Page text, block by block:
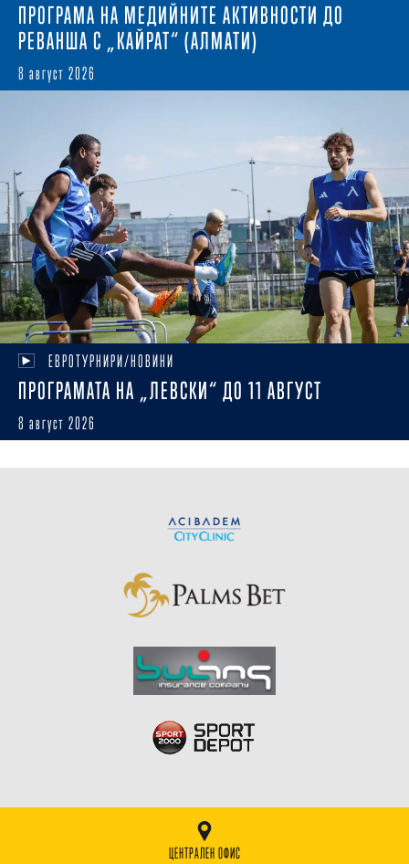
ПРОГРАМА НА МЕДИЙНИТЕ АКТИВНОСТИ ДО
РЕВАНША С „КАЙРАТ“ (АЛМАТИ)
8 август 2026
ЕВРОТУРНИРИ/НОВИНИ
ПРОГРАМАТА НА „ЛЕВСКИ“ ДО 11 АВГУСТ
8 август 2026
ЦЕНТРАЛЕН ОФИС